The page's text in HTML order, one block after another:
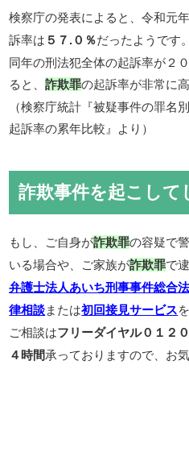
検察庁の発表によると、令和元
訴率は ５７.０％だったようです。
同年の刑法犯全体の起訴率が２
ると、詐欺罪の起訴率が非常に
（検察庁統計『被疑事件の罪名
起訴率の累年比較』より）
詐欺事件を起こして
もし、ご自身が詐欺罪の容疑で
いる場合や、ご家族が詐欺罪で
弁護士法人あいち刑事事件総合
律相談または初回接見サービス
ご相談はフリーダイヤル０１２
４時間承っておりますので、お